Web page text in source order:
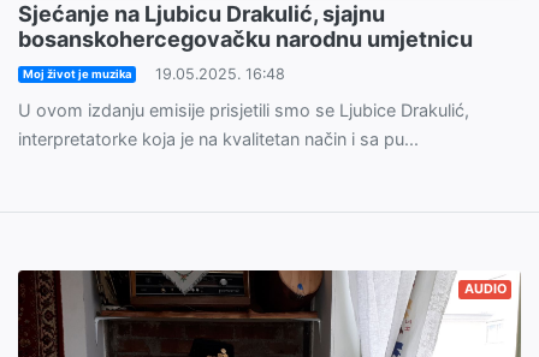
Sjećanje na Ljubicu Drakulić, sjajnu
bosanskohercegovačku narodnu umjetnicu
Moj život je muzika 19.05.2025. 16:48
U ovom izdanju emisije prisjetili smo se Ljubice Drakulić,
interpretatorke koja je na kvalitetan način i sa pu...
AUDIO